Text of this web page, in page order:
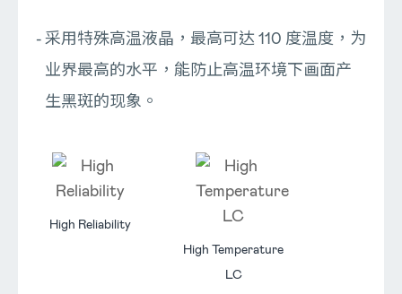
采用特殊高温液晶，最高可达 110 度温度，为
业界最高的水平，能防止高温环境下画面产
生黑斑的现象。
High Reliability
High Temperature
LC